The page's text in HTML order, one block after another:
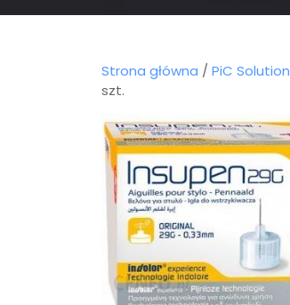
Strona główna / PiC Solution
szt.